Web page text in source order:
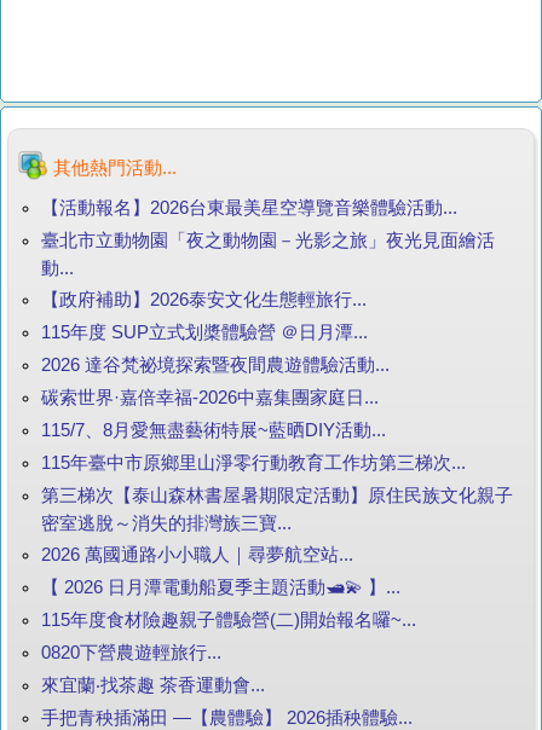
其他熱門活動...
【活動報名】2026台東最美星空導覽音樂體驗活動...
臺北市立動物園「夜之動物園－光影之旅」夜光見面繪活
動...
【政府補助】2026泰安文化生態輕旅行...
115年度 SUP立式划槳體驗營 ＠日月潭...
2026 達谷梵祕境探索暨夜間農遊體驗活動...
碳索世界·嘉倍幸福-2026中嘉集團家庭日...
115/7、8月愛無盡藝術特展~藍晒DIY活動...
115年臺中市原鄉里山淨零行動教育工作坊第三梯次...
第三梯次【泰山森林書屋暑期限定活動】原住民族文化親子
密室逃脫～消失的排灣族三寶...
2026 萬國通路小小職人｜尋夢航空站...
【 2026 日月潭電動船夏季主題活動🛥️💫 】...
115年度食材險趣親子體驗營(二)開始報名囉~...
0820下營農遊輕旅行...
來宜蘭‧找茶趣 茶香運動會...
手把青秧插滿田 —【農體驗】 2026插秧體驗...